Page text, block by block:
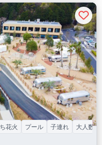
花火 プール 子連れ 大人数